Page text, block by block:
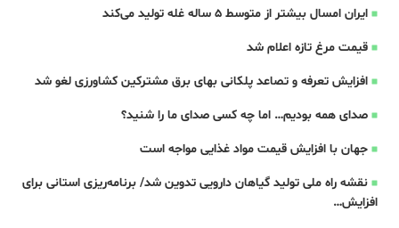
ایران امسال بیشتر از متوسط 5 ساله غله تولید می‌کند
قیمت مرغ تازه اعلام شد
افزایش تعرفه و تصاعد پلکانی بهای برق مشترکین کشاورزی لغو شد
صدای همه بودیم… اما چه کسی صدای ما را شنید؟
جهان با افزایش قیمت مواد غذایی مواجه است
نقشه راه ملی تولید گیاهان دارویی تدوین شد/ برنامه‌ریزی استانی برای
افزایش…